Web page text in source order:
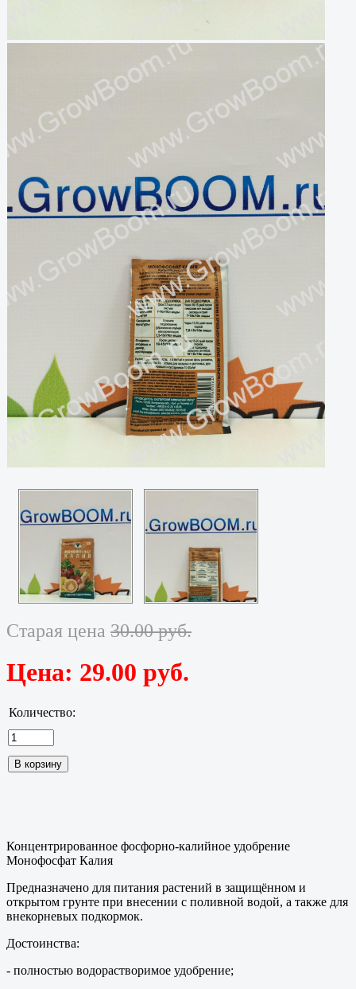
Старая цена 30.00 руб.
Цена: 29.00 руб.
Количество:
Концентрированное фосфорно-калийное удобрение
Монофосфат Калия
Предназначено для питания растений в защищённом и
открытом грунте при внесении с поливной водой, а также для
внекорневых подкормок.
Достоинства:
- полностью водорастворимое удобрение;